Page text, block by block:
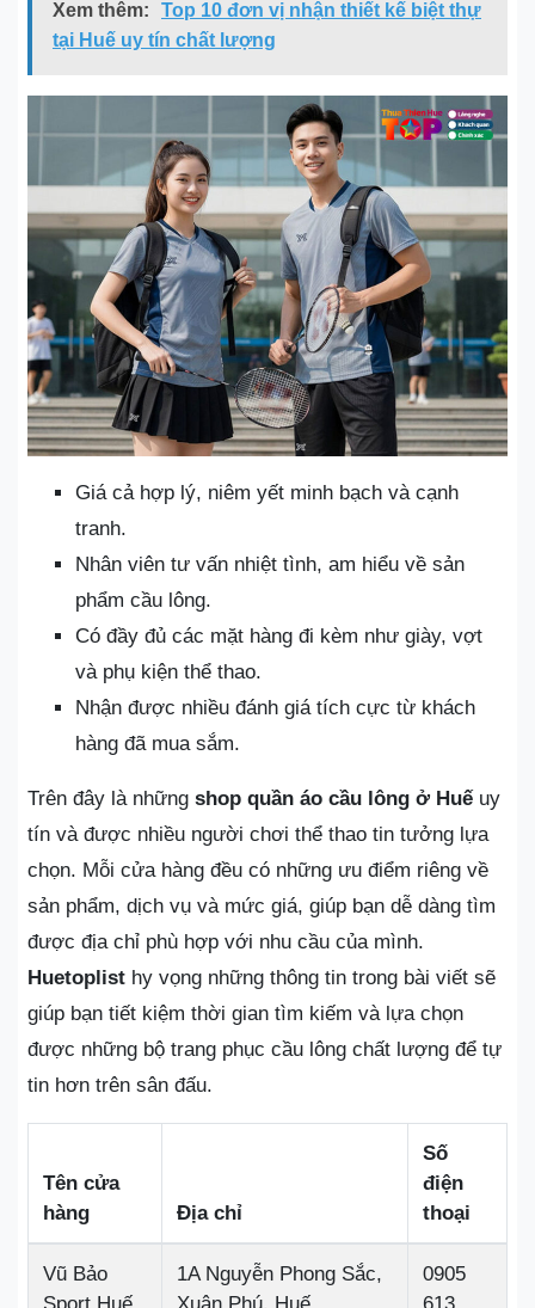
Xem thêm:
Top 10 đơn vị nhận thiết kế biệt thự
tại Huế uy tín chất lượng
Giá cả hợp lý, niêm yết minh bạch và cạnh
tranh.
Nhân viên tư vấn nhiệt tình, am hiểu về sản
phẩm cầu lông.
Có đầy đủ các mặt hàng đi kèm như giày, vợt
và phụ kiện thể thao.
Nhận được nhiều đánh giá tích cực từ khách
hàng đã mua sắm.
Trên đây là những shop quần áo cầu lông ở Huếuy
tín và được nhiều người chơi thể thao tin tưởng lựa
chọn. Mỗi cửa hàng đều có những ưu điểm riêng về
sản phẩm, dịch vụ và mức giá, giúp bạn dễ dàng tìm
được địa chỉ phù hợp với nhu cầu của mình.
Huetoplist hy vọng những thông tin trong bài viết sẽ
giúp bạn tiết kiệm thời gian tìm kiếm và lựa chọn
được những bộ trang phục cầu lông chất lượng để tự
tin hơn trên sân đấu.
Tên cửa
hàng
Địa chỉ
Số
điện
thoại
Vũ Bảo
Sport Huế
1A Nguyễn Phong Sắc,
Xuân Phú, Huế
0905
613